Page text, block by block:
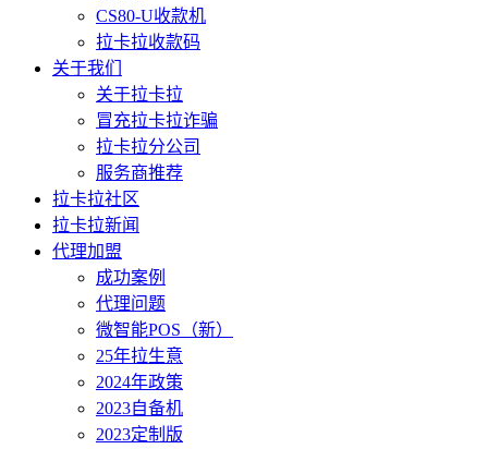
CS80-U收款机
拉卡拉收款码
关于我们
关于拉卡拉
冒充拉卡拉诈骗
拉卡拉分公司
服务商推荐
拉卡拉社区
拉卡拉新闻
代理加盟
成功案例
代理问题
微智能POS（新）
25年拉生意
2024年政策
2023自备机
2023定制版